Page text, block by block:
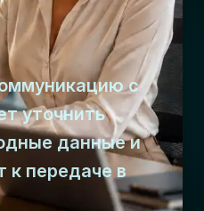
с
уточнить
данные и
к передаче в